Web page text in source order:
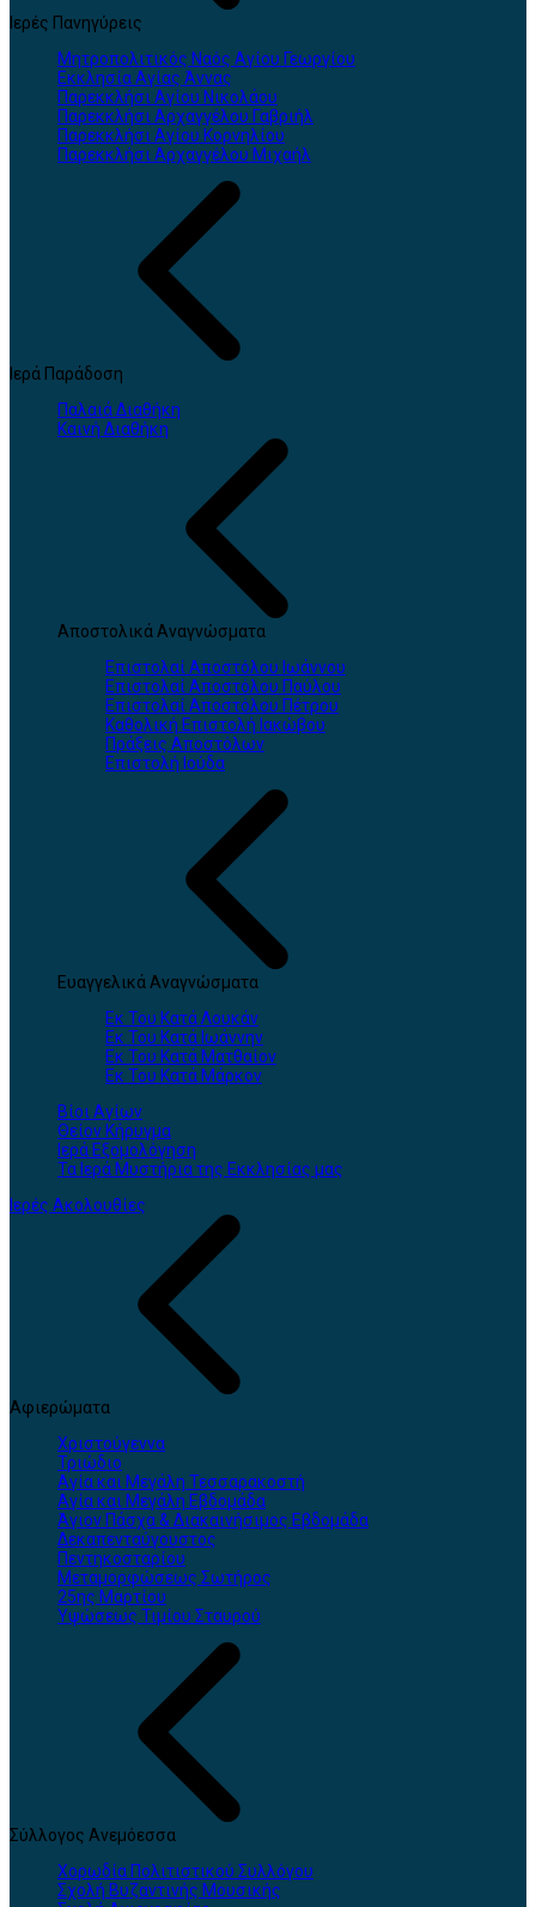
Ιερές Πανηγύρεις
Μητροπολιτικός Ναός Αγίου Γεωργίου
Εκκλησία Αγίας Άννας
Παρεκκλήσι Αγίου Νικολάου
Παρεκκλήσι Αρχαγγέλου Γαβριήλ
Παρεκκλήσι Αγίου Κορνηλίου
Παρεκκλήσι Αρχαγγέλου Μιχαήλ
Ιερά Παράδοση
Παλαιά Διαθήκη
Καινή Διαθήκη
Αποστολικά Αναγνώσματα
Επιστολαί Αποστόλου Ιωάννου
Επιστολαί Αποστόλου Παύλου
Επιστολαί Αποστόλου Πέτρου
Καθολική Επιστολή Ιακώβου
Πράξεις Αποστόλων
Επιστολή Ιούδα
Ευαγγελικά Αναγνώσματα
Εκ Του Κατά Λουκάν
Εκ Του Κατά Ιωάννην
Εκ Του Κατά Ματθαίον
Εκ Του Κατά Μάρκον
Βίοι Αγίων
Θείον Κήρυγμα
Ιερά Εξομολόγηση
Τα Ιερά Μυστήρια της Εκκλησίας μας
Ιερές Ακολουθίες
Αφιερώματα
Χριστούγεννα
Τριώδιο
Αγία και Μεγάλη Τεσσαρακοστή
Αγία και Μεγάλη Εβδομάδα
Άγιον Πάσχα & Διακαινήσιμος Εβδομάδα
Δεκαπενταύγουστος
Πεντηκοσταρίου
Μεταμορφώσεως Σωτήρος
25ης Μαρτίου
Υψώσεως Τιμίου Σταυρού
Σύλλογος Ανεμόεσσα
Χορωδία Πολιτιστικού Συλλόγου
Σχολή Βυζαντινής Μουσικής